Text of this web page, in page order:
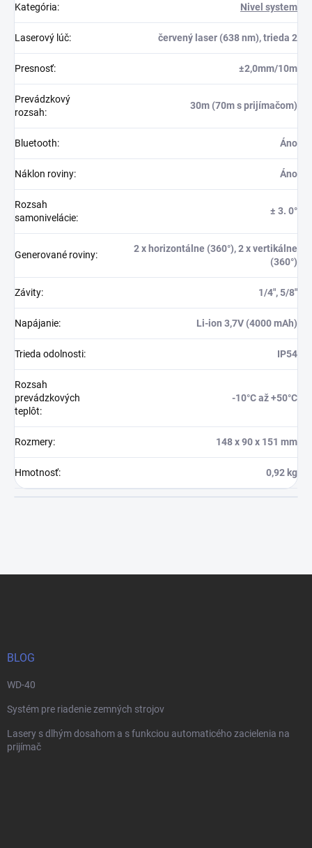
Kategória: Nivel system
Laserový lúč: červený laser (638 nm), trieda 2
Presnosť: ±2,0mm/10m
Prevádzkový
rozsah:
30m (70m s prijímačom)
Bluetooth: Áno
Náklon roviny: Áno
Rozsah
samonivelácie:
± 3. 0°
Generované roviny:
2 x horizontálne (360°), 2 x vertikálne
(360°)
Závity: 1/4″, 5/8″
Napájanie: Li-ion 3,7V (4000 mAh)
Trieda odolnosti: IP54
Rozsah
prevádzkových
teplôt:
-10°C až +50°C
Rozmery: 148 x 90 x 151 mm
Hmotnosť: 0,92 kg
BLOG
WD-40
Systém pre riadenie zemných strojov
Lasery s dlhým dosahom a s funkciou automaticého zacielenia na
prijímač